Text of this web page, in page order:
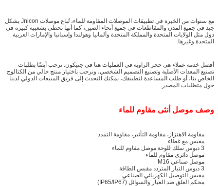
مع سنوات من الخبرة في تطبيقات الموصلات المقاومة للماء، تُباع موصلات Jnicon بشكل
جيد في جميع المدن والمقاطعات في جميع أنحاء الصين، كما أنها تحظى بشعبية كبيرة في
دول مثل الولايات المتحدة والمملكة المتحدة وألمانيا وهولندا وإسبانيا والإمارات العربية
المتحدة وغيرها.
أفضل خدمة عملاء هي حجر الزاوية في العمليات هنا في جنيكون. نرحب أيضًا بطلبات
تصنيع المعدات الأصلية وتصنيع التصميم الشخصي، ونرحب باختيار منتج حالي من الكتالوج
الخاص بنا، أو طلب المساعدة لتطبيقك، يمكنك التحدث إلى فريق المبيعات الدولي لدينا
حول متطلبات المصدر.
وصف موصل أنثى مقاوم للماء
مقاومة الاهتزاز، مقاومة التأثير، مقاومة التمدد
مقبس مع غطاء
3 دبوس سلك للوحة موصل مقاوم للماء
موصل دائري مقاوم للماء
موصل صناعي M16
3 دبوس التيار المتردد مقبس الطاقة
مقبس التوصيل الكهربائي الصناعي
محكم الغلق ضد الغبار والسوائل (IP65/IP67)